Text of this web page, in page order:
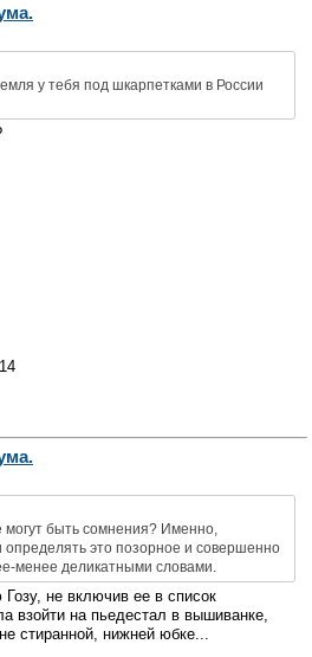
у тебя под шкарпетками в России
могут быть сомнения? Именно,
это позорное и совершенно
менее деликатными словами.
не включив ее в список
взойти на пьедестал в вышиванке,
стиранной, нижней юбке...